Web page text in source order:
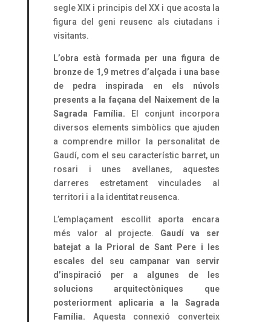
segle XIX i principis del XX i que acosta la
figura del geni reusenc als ciutadans i
visitants.
L’obra està formada per una figura de
bronze de 1,9 metres d’alçada i una base
de pedra inspirada en els núvols
presents a la façana del Naixement de la
Sagrada Família. El conjunt incorpora
diversos elements simbòlics que ajuden
a comprendre millor la personalitat de
Gaudí, com el seu característic barret, un
rosari i unes avellanes, aquestes
darreres estretament vinculades al
territori i a la identitat reusenca.
L’emplaçament escollit aporta encara
més valor al projecte. Gaudí va ser
batejat a la Prioral de Sant Pere i les
escales del seu campanar van servir
d’inspiració per a algunes de les
solucions arquitectòniques que
posteriorment aplicaria a la Sagrada
Família. Aquesta connexió converteix